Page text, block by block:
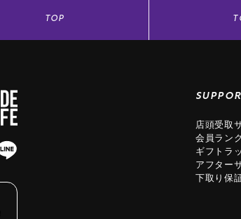
TOP
店頭受取
会員ラン
ギフトラ
アフター
下取り保